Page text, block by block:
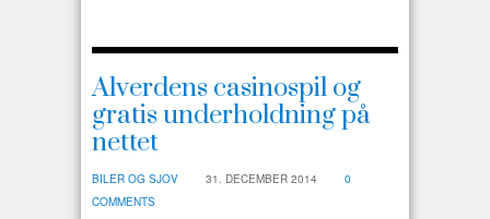
Alverdens casinospil og
gratis underholdning på
nettet
BILER OG SJOV 31. DECEMBER 2014
0
COMMENTS